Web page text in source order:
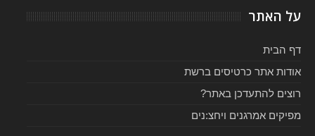
על האתר
דף הבית
אודות אתר כרטיסים ברשת
רוצים להתעדכן באתר?
מפיקים אמרגנים ויחצ:נים